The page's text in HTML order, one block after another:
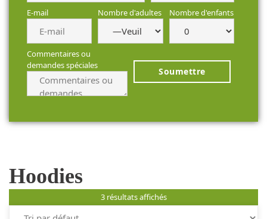
E-mail Nombre d'adultes Nombre d'enfants
Commentaires ou
demandes spéciales
Hoodies
3 résultats affichés